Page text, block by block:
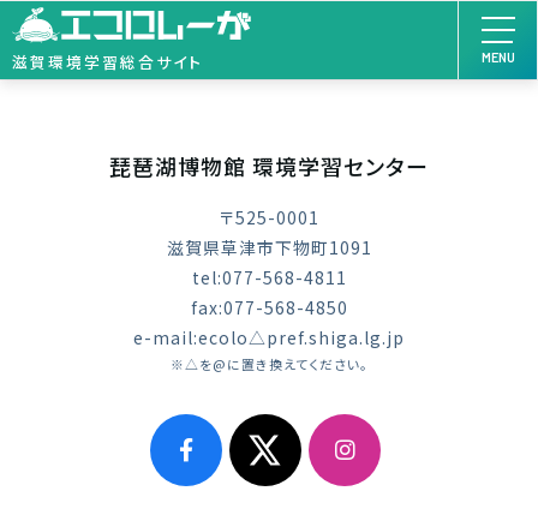
滋賀環境学習総合サイト MENU
琵琶湖博物館 環境学習センター
〒525-0001
滋賀県草津市下物町1091
tel:077-568-4811
fax:077-568-4850
e-mail:ecolo△pref.shiga.lg.jp
※△を@に置き換えてください。